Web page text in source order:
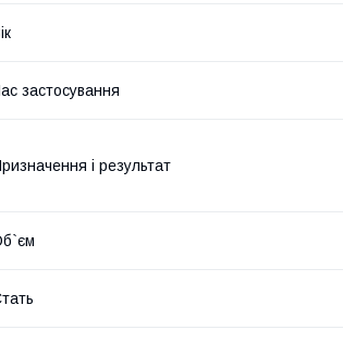
застосування
і результат